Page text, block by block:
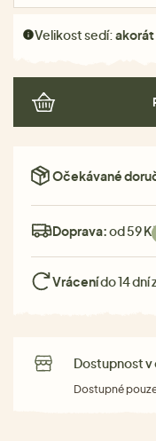
Velikost sedí:akorát
Očekávané
Doprava:od 59 Kč
Vrácenído 14 dní
Dostupnost
Dostupné